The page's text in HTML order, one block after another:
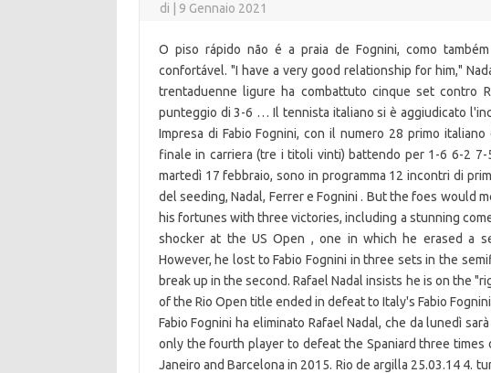
di 9 Gennaio 2021
O piso rápido não é a praia de Fognini, como
confortável. "I have a very good relationship for him,"
trentaduenne ligure ha combattuto cinque set contro
punteggio di 3-6 … Il tennista italiano si è aggiudicato
Impresa di Fabio Fognini, con il numero 28 primo
finale in carriera (tre i titoli vinti) battendo per 1-6 6-2 7-
martedì 17 febbraio, sono in programma 12 incontri di
del seeding, Nadal, Ferrer e Fognini . But the foes would
his fortunes with three victories, including a stunning
shocker at the US Open , one in which he erased a
However, he lost to Fabio Fognini in three sets in the
break up in the second. Rafael Nadal insists he is on the
of the Rio Open title ended in defeat to Italy's Fabio
Fabio Fognini ha eliminato Rafael Nadal, che da lunedì
only the fourth player to defeat the Spaniard three times
Janeiro and Barcelona in 2015. Rio de argilla 25.03.14 4.